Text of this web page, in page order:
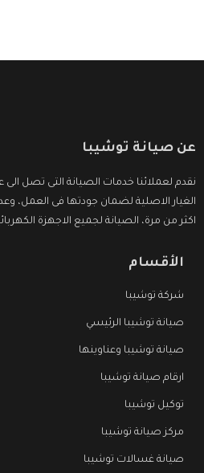
عن صيانة توشيبا
نقدم لعملائنا خدمات الصيانة التى تصل
الغيار الاصلية لضمان جودتها فى العمل،
اكثر من مرة، الصيانة لجميع الاجهزة
الأقسام
شركة توشيبا
صيانة توشيبا الرئيسي
صيانة توشيبا وعناوينها
ارقام صيانة توشيبا
توكيل توشيبا
مركز صيانة توشيبا
صيانة غسالات توشيبا